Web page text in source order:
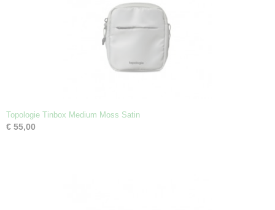
Topologie Tinbox Medium Moss Satin
€ 55,00